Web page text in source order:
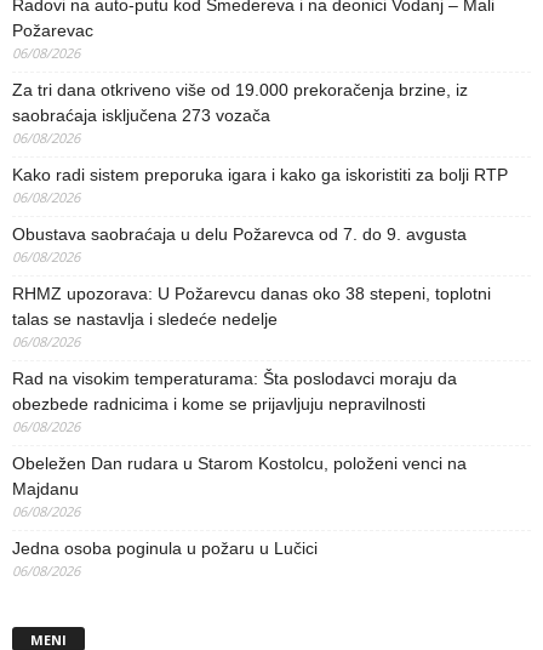
Radovi na auto-putu kod Smedereva i na deonici Vodanj – Mali
Požarevac
06/08/2026
Za tri dana otkriveno više od 19.000 prekoračenja brzine, iz
saobraćaja isključena 273 vozača
06/08/2026
Kako radi sistem preporuka igara i kako ga iskoristiti za bolji RTP
06/08/2026
Obustava saobraćaja u delu Požarevca od 7. do 9. avgusta
06/08/2026
RHMZ upozorava: U Požarevcu danas oko 38 stepeni, toplotni
talas se nastavlja i sledeće nedelje
06/08/2026
Rad na visokim temperaturama: Šta poslodavci moraju da
obezbede radnicima i kome se prijavljuju nepravilnosti
06/08/2026
Obeležen Dan rudara u Starom Kostolcu, položeni venci na
Majdanu
06/08/2026
Jedna osoba poginula u požaru u Lučici
06/08/2026
MENI